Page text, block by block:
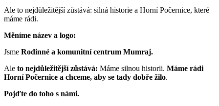
Ale to nejdůležitější zůstává: silná historie a Horní Počernice, které
máme rádi.
Měníme název a logo:
Jsme Rodinné a komunitní centrum Mumraj.
Ale to nejdůležitější zůstává: Máme silnou historii. Máme rádi
Horní Počernice a chceme, aby se tady dobře žilo.
Pojďte do toho s námi.